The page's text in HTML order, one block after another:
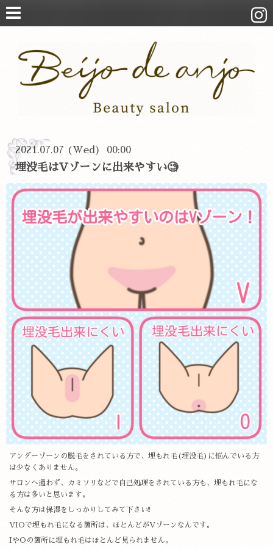
2021.07.07 (Wed) 00:00
埋没毛はVゾーンに出来やすい🧐
アンダーゾーンの脱毛をされている方で、埋もれ毛(埋没毛)に悩んでいる方
は少なくありません。
サロンへ通わず、カミソリなどで自己処理をされている方も、埋もれ毛にな
る方は多いと思います。
そんな方は保湿をしっかりしてみて下さい❗
VIOで埋もれ毛になる箇所は、ほとんどがVゾーンなんです。
IやOの箇所に埋もれ毛はほとんど見られません。